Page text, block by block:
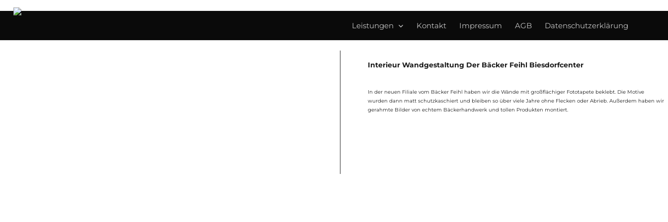
Leistungen Kontakt Impressum AGB Datenschutzerklärung
Interieur Wandgestaltung Der Bäcker Feihl Biesdorfcenter
In der neuen Filiale vom Bäcker Feihl haben wir die Wände mit großflächiger Fototapete beklebt. Die Motive
wurden dann matt schutzkaschiert und bleiben so über viele Jahre ohne Flecken oder Abrieb. Außerdem haben wir
gerahmte Bilder von echtem Bäckerhandwerk und tollen Produkten montiert.